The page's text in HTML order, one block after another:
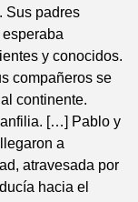
Sus padres
y conocidos.
compañeros se
continente.
[…] Pablo y
a
atravesada por
hacia el